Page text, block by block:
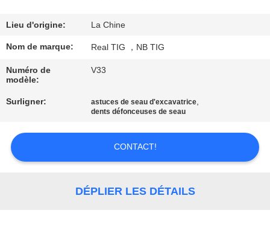
QUALITÉ
CONTACTEZ-
NOUS
DEMANDEZ
UNE
Lieu d'origine: La Chine
Nom de marque: Real TIG ，NB TIG
Numéro de
modèle:
V33
Surligner: astuces de seau d'excavatrice,
dents défonceuses de seau
CONTACT!
DÉPLIER LES DÉTAILS